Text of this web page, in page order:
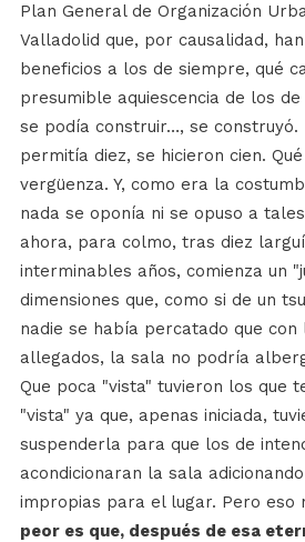
Plan General de Organización
Valladolid que, por causalidad,
beneficios a los de siempre, qué
presumible aquiescencia de los
se podía construir…, se construyó.
permitía diez, se hicieron cien.
vergüenza. Y, como era la
nada se oponía ni se opuso a
ahora, para colmo, tras diez
interminables años, comienza un
dimensiones que, como si de un
nadie se había percatado que con
allegados, la sala no podría
Que poca "vista" tuvieron los que
"vista" ya que, apenas iniciada,
suspenderla para que los de
acondicionaran la sala
impropias para el lugar. Pero eso
peor es que, después de esa